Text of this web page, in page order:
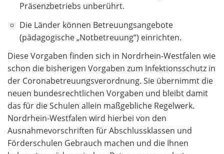
Präsenzbetriebs unberührt.
Die Länder können Betreuungsangebote
(pädagogische „Notbetreuung“) einrichten.
Diese Vorgaben finden sich in Nordrhein-Westfalen wie
schon die bisherigen Vorgaben zum Infektionsschutz in
der Coronabetreuungsverordnung. Sie übernimmt die
neuen bundesrechtlichen Vorgaben und bleibt damit
das für die Schulen allein maßgebliche Regelwerk.
Nordrhein-Westfalen wird hierbei von den
Ausnahmevorschriften für Abschlussklassen und
Förderschulen Gebrauch machen und die Ihnen